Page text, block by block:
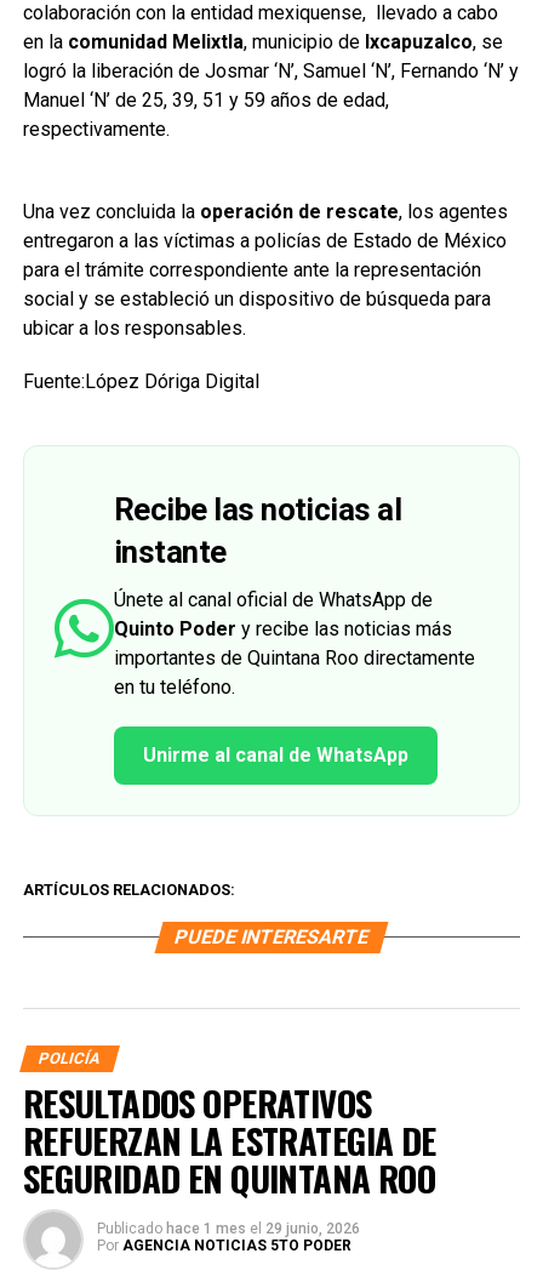
colaboración con la entidad mexiquense, llevado a cabo
en la comunidad Melixtla, municipio de Ixcapuzalco, se
logró la liberación de Josmar ‘N’, Samuel ‘N’, Fernando ‘N’ y
Manuel ‘N’ de 25, 39, 51 y 59 años de edad,
respectivamente.
Una vez concluida la operación de rescate, los agentes
entregaron a las víctimas a policías de Estado de México
para el trámite correspondiente ante la representación
social y se estableció un dispositivo de búsqueda para
ubicar a los responsables.
Fuente:López Dóriga Digital
Recibe las noticias al
instante
Únete al canal oficial de WhatsApp de
Quinto Poder y recibe las noticias más
importantes de Quintana Roo directamente
en tu teléfono.
Unirme al canal de WhatsApp
ARTÍCULOS RELACIONADOS:
PUEDE INTERESARTE
POLICÍA
RESULTADOS OPERATIVOS
REFUERZAN LA ESTRATEGIA DE
SEGURIDAD EN QUINTANA ROO
Publicado hace 1 mes el 29 junio, 2026
Por AGENCIA NOTICIAS 5TO PODER